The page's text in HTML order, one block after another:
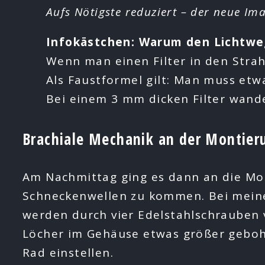
Aufs Nötigste reduziert – der neue
Infokästchen: Warum den
Wenn man einen Filter in den
Als Faustformel gilt: Man muss
Bei einem 3 mm dicken Filter
Brachiale Mechanik an der
Am Nachmittag ging es dann an die
Schneckenwellen zu kommen. Bei
werden durch vier
Löcher im Gehäuse etwas größer
Rad einstellen.